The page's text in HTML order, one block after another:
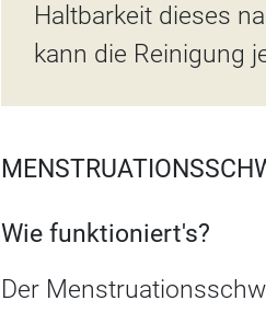
Haltbarkeit dieses
kann die Reinigung
Wie funktioniert's?
Der